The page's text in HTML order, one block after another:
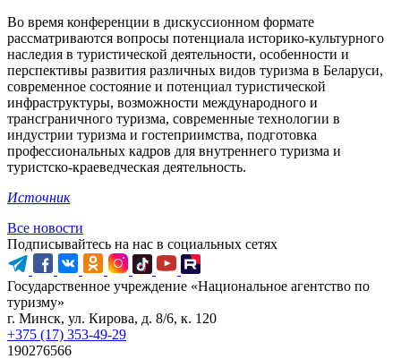
Во время конференции в дискуссионном формате
рассматриваются вопросы потенциала историко-культурного
наследия в туристической деятельности, особенности и
перспективы развития различных видов туризма в Беларуси,
современное состояние и потенциал туристической
инфраструктуры, возможности международного и
трансграничного туризма, современные технологии в
индустрии туризма и гостеприимства, подготовка
профессиональных кадров для внутреннего туризма и
туристско-краеведческая деятельность.
Источник
Все новости
Подписывайтесь на нас в социальных сетях
Государственное учреждение «Национальное агентство по
туризму»
г. Минск, ул. Кирова, д. 8/6, к. 120
+375 (17) 353-49-29
190276566